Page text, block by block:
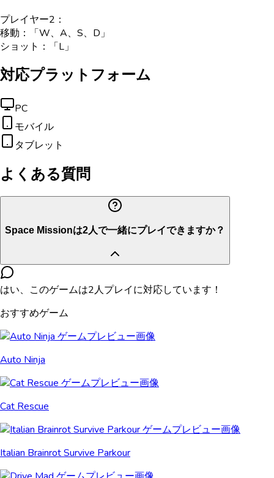
プレイヤー2：
移動：「W、A、S、D」
ショット：「L」
対応プラットフォーム
PC
モバイル
タブレット
よくある質問
Space Missionは2人で一緒にプレイできますか？
はい、このゲームは2人プレイに対応しています！
おすすめゲーム
Auto Ninja
Cat Rescue
Italian Brainrot Survive Parkour